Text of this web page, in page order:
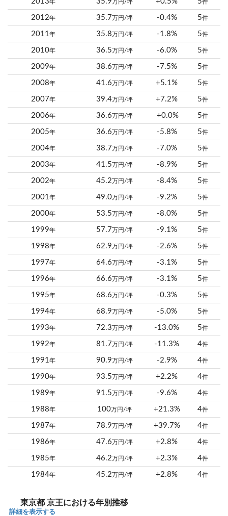
年 万円/坪 件
2012年 35.7万円/坪 -0.4% 5件
2011年 35.8万円/坪 -1.8% 5件
2010年 36.5万円/坪 -6.0% 5件
2009年 38.6万円/坪 -7.5% 5件
2008年 41.6万円/坪 +5.1% 5件
2007年 39.4万円/坪 +7.2% 5件
2006年 36.6万円/坪 +0.0% 5件
2005年 36.6万円/坪 -5.8% 5件
2004年 38.7万円/坪 -7.0% 5件
2003年 41.5万円/坪 -8.9% 5件
2002年 45.2万円/坪 -8.4% 5件
2001年 49.0万円/坪 -9.2% 5件
2000年 53.5万円/坪 -8.0% 5件
1999年 57.7万円/坪 -9.1% 5件
1998年 62.9万円/坪 -2.6% 5件
1997年 64.6万円/坪 -3.1% 5件
1996年 66.6万円/坪 -3.1% 5件
1995年 68.6万円/坪 -0.3% 5件
1994年 68.9万円/坪 -5.0% 5件
1993年 72.3万円/坪 -13.0% 5件
1992年 81.7万円/坪 -11.3% 4件
1991年 90.9万円/坪 -2.9% 4件
1990年 93.5万円/坪 +2.2% 4件
1989年 91.5万円/坪 -9.6% 4件
1988年 100万円/坪 +21.3% 4件
1987年 78.9万円/坪 +39.7% 4件
1986年 47.6万円/坪 +2.8% 4件
1985年 46.2万円/坪 +2.3% 4件
1984年 45.2万円/坪 +2.8% 4件
東京都 京王における年別推移
詳細を表示する